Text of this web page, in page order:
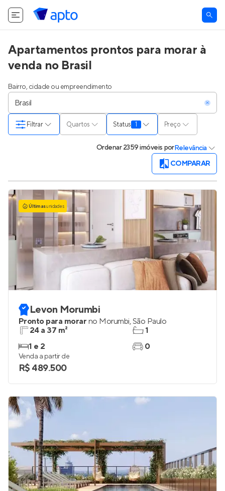
Apartamentos prontos para morar à
venda no Brasil
Bairro, cidade ou empreendimento
Quartos Status 1 Preço
Filtrar
Ordenar2359 imóveis porRelevância
COMPARAR
Últimasunidades
Levon Morumbi
Pronto para morar no Morumbi,São Paulo
24 a 37 m²
1 e 2
1
0
Venda a partir de
R$ 489.500